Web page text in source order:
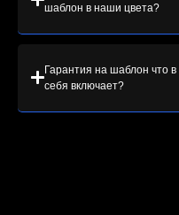
шаблон в наши цвета?
Гарантия на шаблон что в
себя включает?